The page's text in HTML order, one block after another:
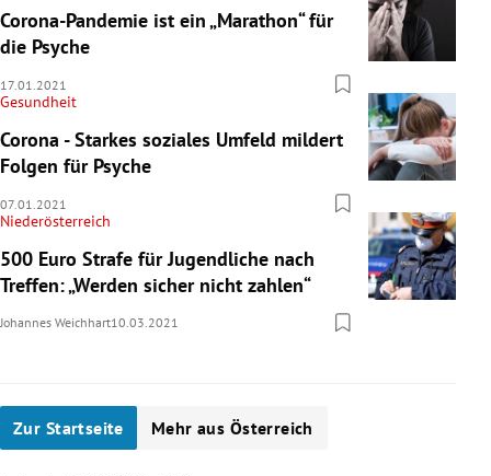
Corona-Pandemie ist ein „Marathon“ für
die Psyche
17.01.2021
Gesundheit
Corona - Starkes soziales Umfeld mildert
Folgen für Psyche
07.01.2021
Niederösterreich
500 Euro Strafe für Jugendliche nach
Treffen: „Werden sicher nicht zahlen“
Johannes Weichhart10.03.2021
Zur Startseite Mehr aus Österreich